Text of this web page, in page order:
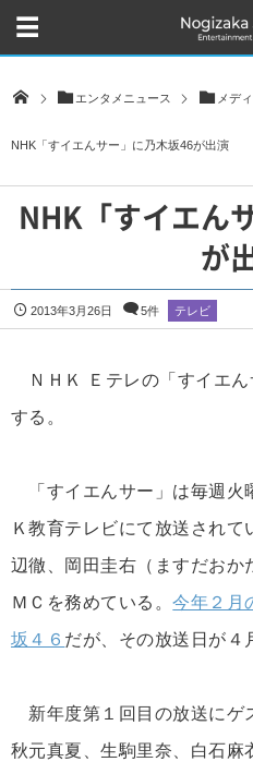
エンタメニュース メデ
NHK「すイエんサー」に乃木坂46が出演
NHK「すイエん
が
2013年3月26日 5件 テレビ
ＮＨＫ Ｅテレの「すイエ
する。
「すイエんサー」は毎週火
Ｋ教育テレビにて放送され
辺徹、岡田圭右（ますだおか
ＭＣを務めている。今年２月
坂４６ だが、その放送日が４
新年度第１回目の放送にゲ
秋元真夏、生駒里奈、白石麻